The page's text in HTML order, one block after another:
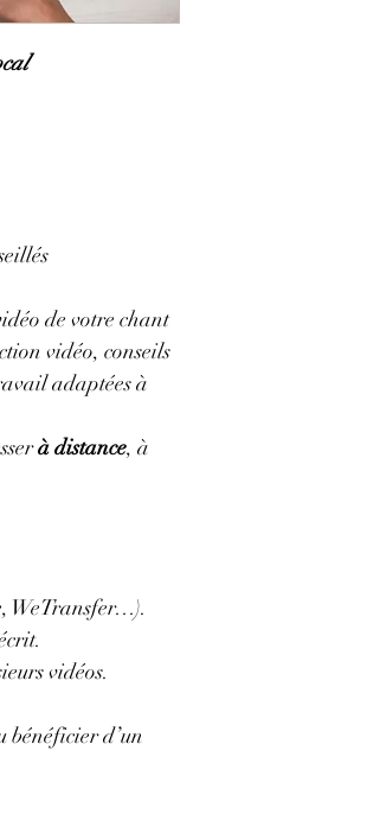
de votre chant
vidéo, conseils
adaptées à
à distance, à
WeTransfer…).
vidéos.
d’un